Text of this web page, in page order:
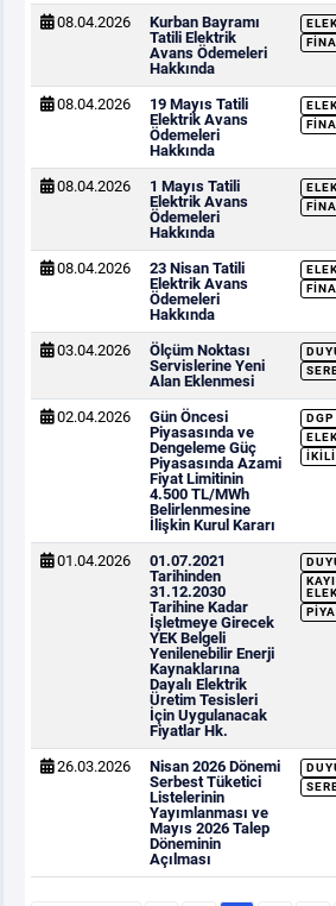
08.04.2026
Kurban Bayramı
Tatili Elektrik
Avans Ödemeleri
Hakkında
08.04.2026
19 Mayıs Tatili
Elektrik Avans
Ödemeleri
Hakkında
08.04.2026
1 Mayıs Tatili
Elektrik Avans
Ödemeleri
Hakkında
08.04.2026
23 Nisan Tatili
Elektrik Avans
Ödemeleri
Hakkında
03.04.2026
Ölçüm Noktası
Servislerine Yeni
Alan Eklenmesi
02.04.2026
Gün Öncesi
Piyasasında ve
Dengeleme Güç
Piyasasında Azami
Fiyat Limitinin
4.500 TL/MWh
Belirlenmesine
İlişkin Kurul Kararı
DGP
01.04.2026
01.07.2021
Tarihinden
31.12.2030
Tarihine Kadar
İşletmeye Girecek
YEK Belgeli
Yenilenebilir Enerji
Kaynaklarına
Dayalı Elektrik
Üretim Tesisleri
İçin Uygulanacak
Fiyatlar Hk.
26.03.2026
Nisan 2026 Dönemi
Serbest Tüketici
Listelerinin
Yayımlanması ve
Mayıs 2026 Talep
Döneminin
Açılması